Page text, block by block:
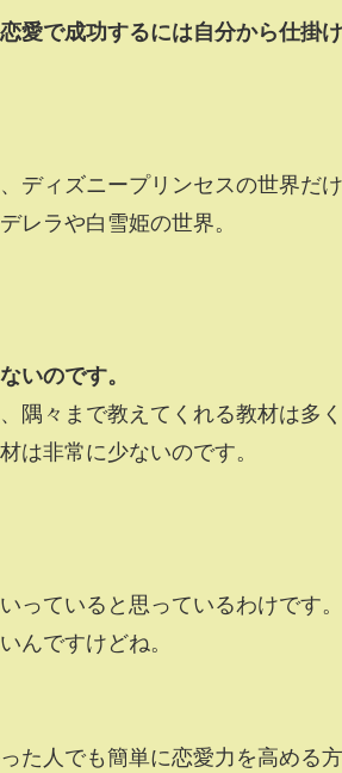
恋愛で成功するには自分から仕掛
ィズニープリンセスの世界だけ
レラや白雪姫の世界。
いのです。
隅々まで教えてくれる教材は多く
は非常に少ないのです。
っていると思っているわけです。
んですけどね。
た人でも簡単に恋愛力を高める